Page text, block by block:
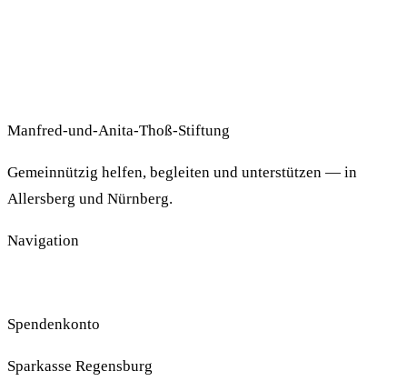
Manfred-und-Anita-Thoß-Stiftung
Gemeinnützig helfen, begleiten und unterstützen — in
Allersberg und Nürnberg.
Navigation
Spendenkonto
Sparkasse Regensburg